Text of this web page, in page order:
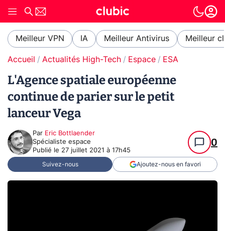
Meilleur VPN IA Meilleur Antivirus Meilleur
Accueil Actualités High-Tech Espace ESA
L'Agence spatiale européenne
continue de parier sur le petit
lanceur Vega
Par Eric Bottlaender
Spécialiste espace
Publié le 27 juillet 2021 à 17h45
0
Suivez-nous Ajoutez-nous en favori